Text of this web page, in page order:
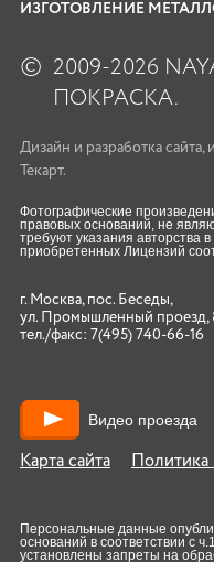
ИЗГОТОВЛЕНИЕ
© 2009-2026
ПОКРАСКА.
Дизайн и разработка сайта,
Текарт.
Фотографические
правовых оснований, не
требуют указания авторства
приобретенных Лицензий
г. Москва, пос. Беседы,
ул. Промышленный проезд,
тел./факс: 7(495) 740-66-16
Карта сайта Политика
Видео проезда
Персональные данные
оснований в соответствии с
установлены запреты на